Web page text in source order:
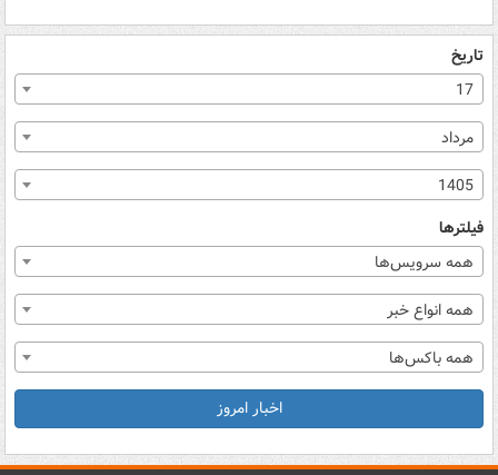
تاریخ
17
مرداد
1405
فیلترها
همه سرویس‌ها
همه انواع خبر
همه باکس‌ها
اخبار امروز